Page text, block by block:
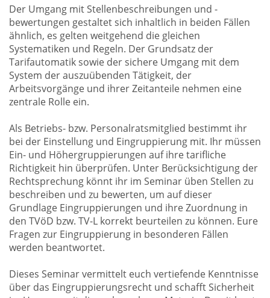
Der Umgang mit Stellenbeschreibungen und -
bewertungen gestaltet sich inhaltlich in beiden Fällen
ähnlich, es gelten weitgehend die gleichen
Systematiken und Regeln. Der Grundsatz der
Tarifautomatik sowie der sichere Umgang mit dem
System der auszuübenden Tätigkeit, der
Arbeitsvorgänge und ihrer Zeitanteile nehmen eine
zentrale Rolle ein.
Als Betriebs- bzw. Personalratsmitglied bestimmt ihr
bei der Einstellung und Eingruppierung mit. Ihr müssen
Ein- und Höhergruppierungen auf ihre tarifliche
Richtigkeit hin überprüfen. Unter Berücksichtigung der
Rechtsprechung könnt ihr im Seminar üben Stellen zu
beschreiben und zu bewerten, um auf dieser
Grundlage Eingruppierungen und ihre Zuordnung in
den TVöD bzw. TV-L korrekt beurteilen zu können. Eure
Fragen zur Eingruppierung in besonderen Fällen
werden beantwortet.
Dieses Seminar vermittelt euch vertiefende Kenntnisse
über das Eingruppierungsrecht und schafft Sicherheit